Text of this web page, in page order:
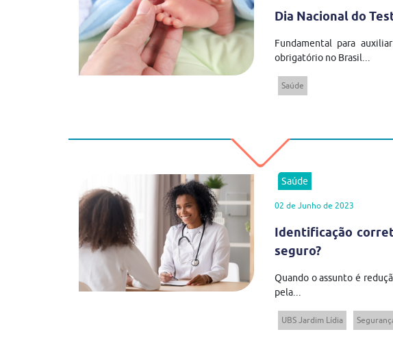
Dia Nacional do
Fundamental para
obrigatório no Brasil...
Saúde
Saúde
02 de Junho de 2023
Identificação
seguro?
Quando o assunto é
pela...
UBS Jardim Lídia